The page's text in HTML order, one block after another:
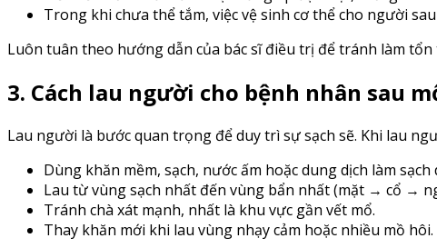
Trong khi chưa thể tắm, việc vệ sinh cơ thể cho người
Luôn tuân theo hướng dẫn của bác sĩ điều trị để tránh làm
3. Cách lau người cho bệnh nhân sau
Lau người là bước quan trọng để duy trì sự sạch sẽ. Khi lau
Dùng khăn mềm, sạch, nước ấm hoặc dung dịch làm sạch
Lau từ vùng sạch nhất đến vùng bẩn nhất (mặt → cổ →
Tránh chà xát mạnh, nhất là khu vực gần vết mổ.
Thay khăn mới khi lau vùng nhạy cảm hoặc nhiều mồ hôi.